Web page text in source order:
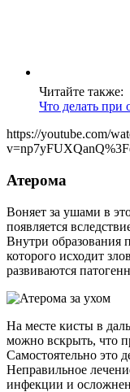
Читайте также:
Что делать при
https://youtube.com/
Атерома
Воняет за ушами в
появляется
Внутри образования
которого исходит
развиваются
На месте кисты в
можно вскрыть, что
Самостоятельно это
Неправильное
инфекции и